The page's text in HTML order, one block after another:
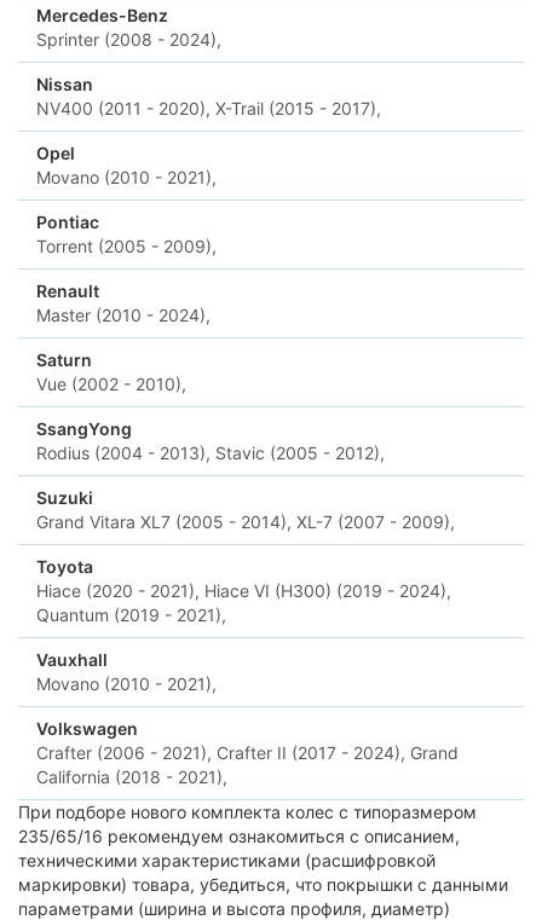
Mercedes-Benz
Sprinter (2008 - 2024),
Nissan
NV400 (2011 - 2020), X-Trail (2015 - 2017),
Opel
Movano (2010 - 2021),
Pontiac
Torrent (2005 - 2009),
Renault
Master (2010 - 2024),
Saturn
Vue (2002 - 2010),
SsangYong
Rodius (2004 - 2013), Stavic (2005 - 2012),
Suzuki
Grand Vitara XL7 (2005 - 2014), XL-7 (2007 - 2009),
Toyota
Hiace (2020 - 2021), Hiace VI (H300) (2019 - 2024),
Quantum (2019 - 2021),
Vauxhall
Movano (2010 - 2021),
Volkswagen
Crafter (2006 - 2021), Crafter II (2017 - 2024), Grand
California (2018 - 2021),
При подборе нового комплекта колес с типоразмером
235/65/16 рекомендуем ознакомиться с описанием,
техническими характеристиками (расшифровкой
маркировки) товара, убедиться, что покрышки с данными
параметрами (ширина и высота профиля, диаметр)